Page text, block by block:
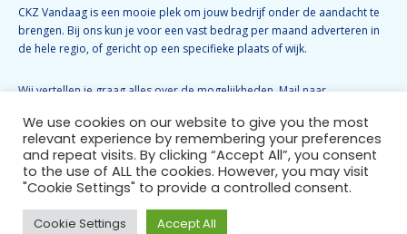
CKZ Vandaag is een mooie plek om jouw bedrijf onder de aandacht te
brengen. Bij ons kun je voor een vast bedrag per maand adverteren in
de hele regio, of gericht op een specifieke plaats of wijk.
Wij vertellen je graag alles over de mogelijkheden. Mail naar
Volg CKZ Vandaag
We use cookies on our website to give you the most
relevant experience by remembering your preferences
and repeat visits. By clicking “Accept All”, you consent
to the use of ALL the cookies. However, you may visit
"Cookie Settings" to provide a controlled consent.
Cookie Settings Accept All